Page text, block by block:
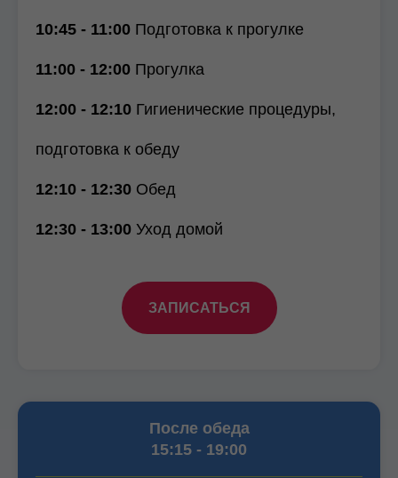
10:45 - 11:00 Подготовка к прогулке
11:00 - 12:00 Прогулка
12:00 - 12:10 Гигиенические процедуры,
подготовка к обеду
12:10 - 12:30 Обед
12:30 - 13:00 Уход домой
ЗАПИСАТЬСЯ
После обеда
15:15 - 19:00